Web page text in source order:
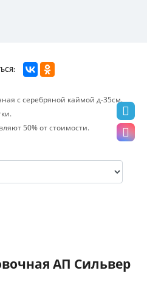
АП Сильвер
с серебряной каймой д-35см.
50% от стоимости.